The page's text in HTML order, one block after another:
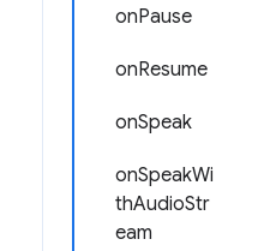
onPause
onResume
onSpeak
onSpeakWi
thAudioStr
eam